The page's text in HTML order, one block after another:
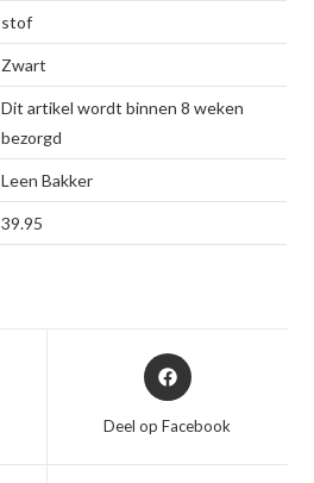
stof
Zwart
Dit artikel wordt binnen 8 weken
bezorgd
Leen Bakker
39.95
Opent
in
nieuw
Deel op Facebook